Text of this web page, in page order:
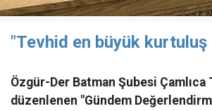
"Tevhid en büyük
Özgür-Der Batman Şubesi
düzenlenen "Gündem